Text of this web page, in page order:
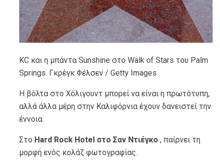
KC και η μπάντα Sunshine στο Walk of Stars του Palm
Springs. Γκρέγκ Φέλσεν / Getty Images
Η βόλτα στο Χόλιγουντ μπορεί να είναι η πρωτότυπη,
αλλά άλλα μέρη στην Καλιφόρνια έχουν δανειστεί την
έννοια.
Στο Hard Rock Hotel στο Σαν Ντιέγκο , παίρνει τη
μορφή ενός κολάζ φωτογραφίας.